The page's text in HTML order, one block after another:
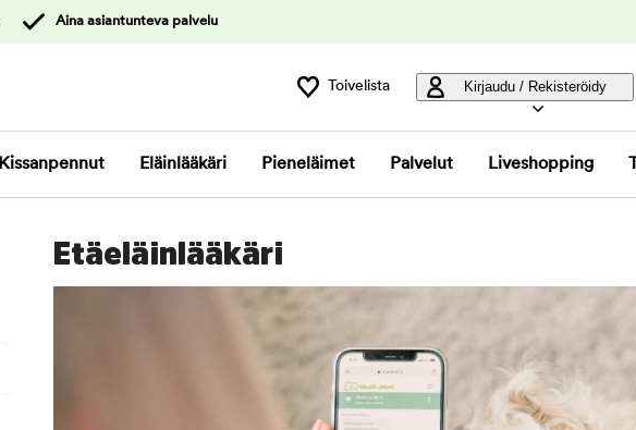
Aina asiantunteva palvelu
Toivelista Kirjaudu / Rekisteröidy
Kissanpennut Eläinlääkäri Pieneläimet Palvelut Liveshopping
Etäeläinlääkäri